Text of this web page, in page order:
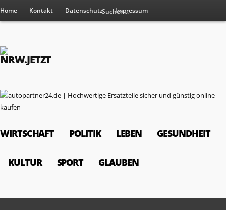
Home Kontakt Datenschutz Impressum
WIRTSCHAFT POLITIK LEBEN GESUNDHEIT
KULTUR SPORT GLAUBEN